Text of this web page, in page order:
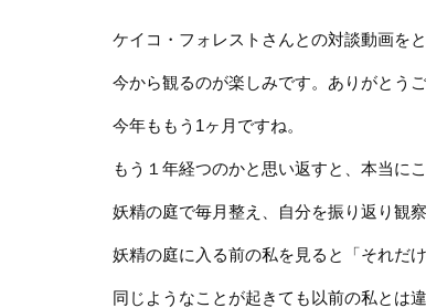
ケイコ・フォレストさんとの対談動画を
今から観るのが楽しみです。ありがとうご
今年ももう1ヶ月ですね。
もう１年経つのかと思い返すと、本当に
妖精の庭で毎月整え、自分を振り返り観
妖精の庭に入る前の私を見ると「それだ
同じようなことが起きても以前の私とは